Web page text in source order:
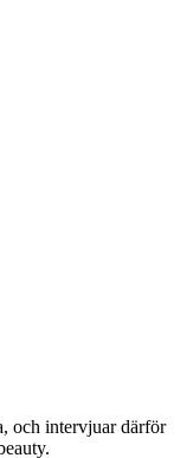
och intervjuar därför